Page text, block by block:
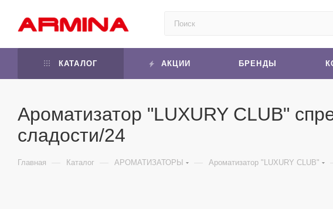
КАТАЛОГ АКЦИИ БРЕНДЫ
Ароматизатор "LUXURY CLUB"
сладости/24
Главная — Каталог — АРОМАТИЗАТОРЫ — Ароматизатор "LUXURY CLUB"